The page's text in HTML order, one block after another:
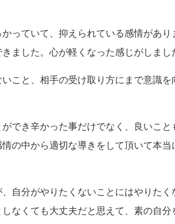
っていて、抑えられている感情があり
ました。心が軽くなった感じがしまし
こと、相手の受け取り方にまで意識を
でき辛かった事だけでなく、良いこと
の中から適切な導きをして頂いて本当
自分がやりたくないことにはやりたく
なくても大丈夫だと思えて、素の自分